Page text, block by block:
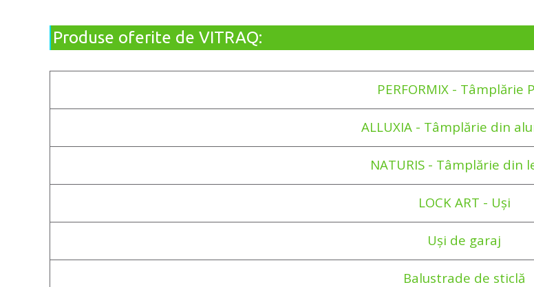
Produse oferite de VITRAQ:
PERFORMIX - Tâmplărie
ALLUXIA - Tâmplărie din
NATURIS - Tâmplărie din
LOCK ART - Uși
Uși de garaj
Balustrade de sticlă